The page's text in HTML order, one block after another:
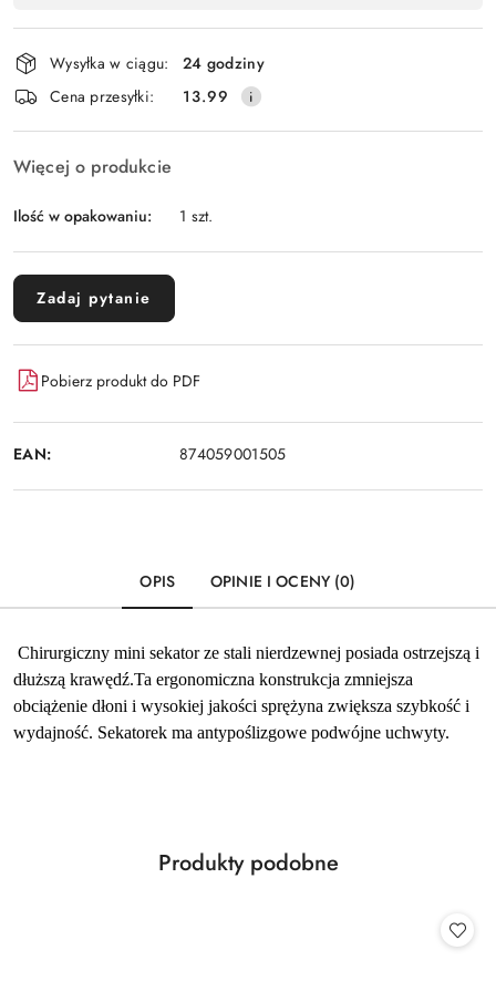
płatność
i
dostawa
Wysyłka w ciągu:
24 godziny
Cena przesyłki:
13.99
Więcej o produkcie
Ilość w opakowaniu: 1 szt.
Zadaj pytanie
Pobierz produkt do PDF
EAN: 874059001505
OPIS OPINIE I OCENY (0)
Chirurgiczny mini sekator ze stali nierdzewnej posiada ostrzejszą i
dłuższą krawędź.Ta ergonomiczna konstrukcja zmniejsza
obciążenie dłoni i wysokiej jakości sprężyna zwiększa szybkość i
wydajność. Sekatorek ma antypoślizgowe podwójne uchwyty.
Pomiń karuzelę produktów
Produkty
Produkty podobne